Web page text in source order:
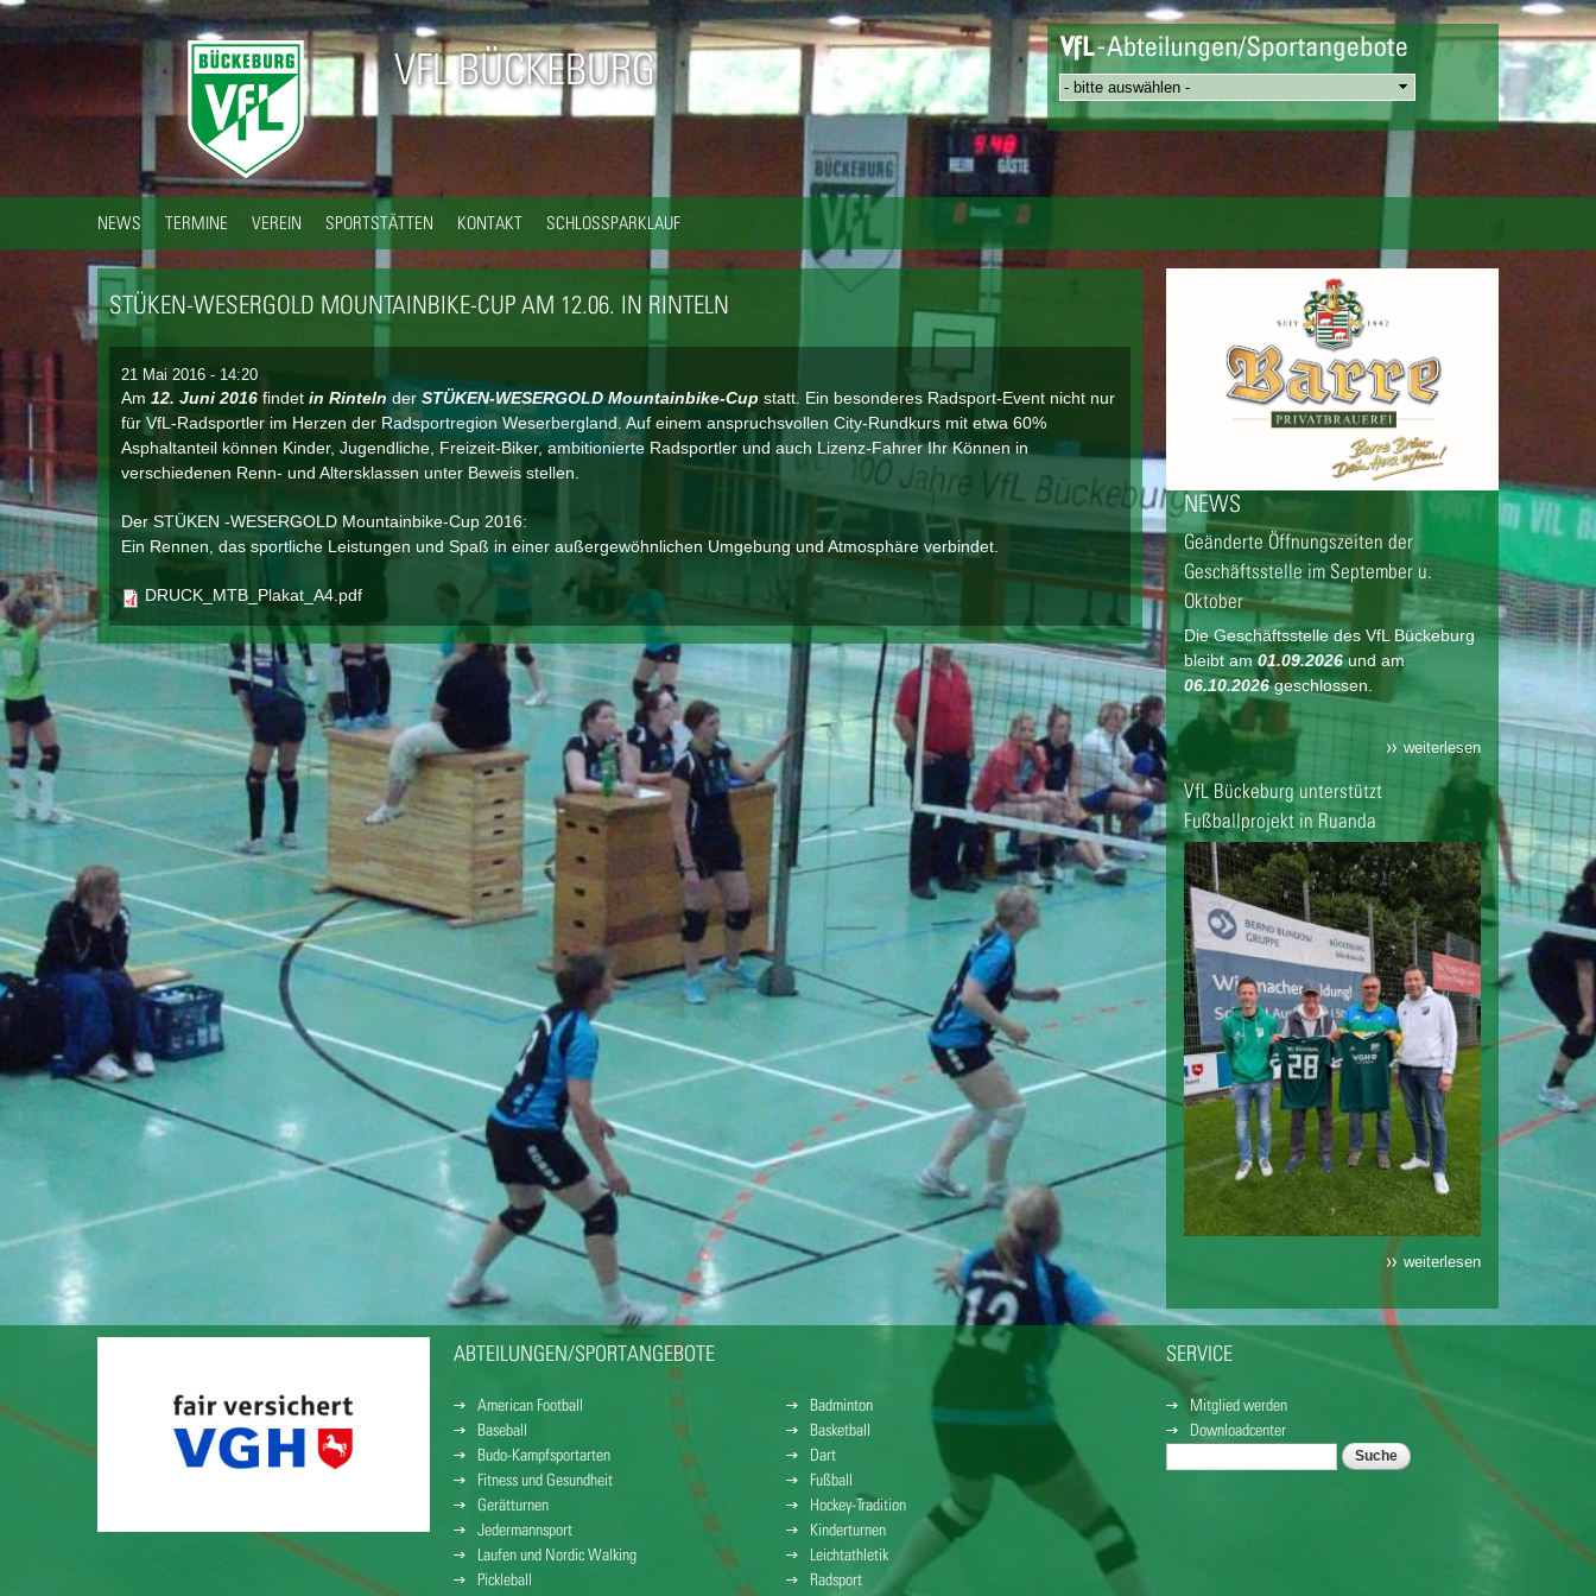
zum
Inhalt
VFL BÜCKEBURG
NEWS TERMINE VEREIN SPORTSTÄTTEN KONTAKT SCHLOSSPARKLAUF
STÜKEN-WESERGOLD MOUNTAINBIKE-CUP AM 12.06. IN RINTELN
21 Mai 2016 - 14:20
Am 12. Juni 2016 findet in Rinteln der STÜKEN-WESERGOLD Mountainbike-Cup statt. Ein besonderes Radsport-Event nicht nur
für VfL-Radsportler im Herzen der Radsportregion Weserbergland. Auf einem anspruchsvollen City-Rundkurs mit etwa 60%
Asphaltanteil können Kinder, Jugendliche, Freizeit-Biker, ambitionierte Radsportler und auch Lizenz-Fahrer Ihr Können in
verschiedenen Renn- und Altersklassen unter Beweis stellen.
Der STÜKEN -WESERGOLD Mountainbike-Cup 2016:
Ein Rennen, das sportliche Leistungen und Spaß in einer außergewöhnlichen Umgebung und Atmosphäre verbindet.
DRUCK_MTB_Plakat_A4.pdf
NEWS
Geänderte Öffnungszeiten der
Geschäftsstelle im September u.
Oktober
Die Geschäftsstelle des VfL Bückeburg
bleibt am01.09.2026und am
06.10.2026 geschlossen.
weiterlesen
VfL Bückeburg unterstützt
Fußballprojekt in Ruanda
weiterlesen
ABTEILUNGEN/SPORTANGEBOTE
American Football
Baseball
Budo-Kampfsportarten
Fitness und Gesundheit
Gerätturnen
Jedermannsport
Laufen und Nordic Walking
Pickleball
Badminton
Basketball
Dart
Fußball
Hockey-Tradition
Kinderturnen
Leichtathletik
Radsport
SERVICE
Mitglied werden
Downloadcenter